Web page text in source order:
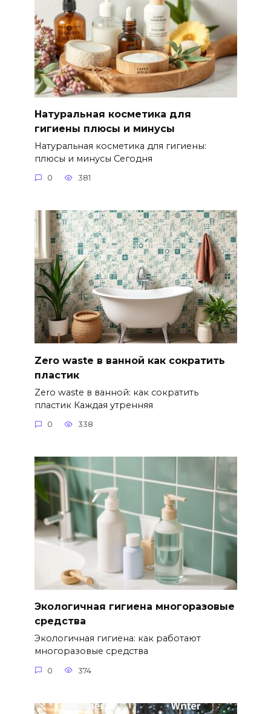
Натуральная косметика для
гигиены плюсы и минусы
Натуральная косметика для гигиены:
плюсы и минусы Сегодня
0 381
Zero waste в ванной как сократить
пластик
Zero waste в ванной: как сократить
пластик Каждая утренняя
0 338
Экологичная гигиена многоразовые
средства
Экологичная гигиена: как работают
многоразовые средства
0 374